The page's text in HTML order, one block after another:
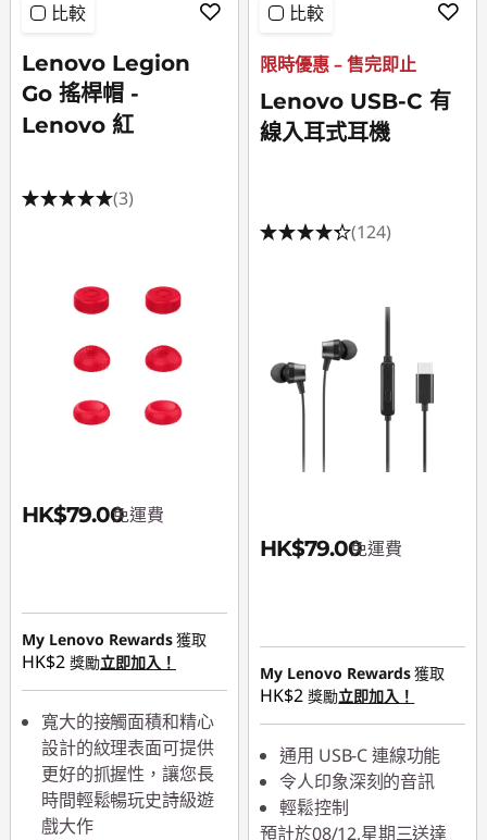
比較
Lenovo Legion
Go 搖桿帽 -
Lenovo 紅
(3)
HK$79.00免運費
My Lenovo Rewards獲取
HK$2 獎勵立即加入！
寬大的接觸面積和精心
設計的紋理表面可提供
更好的抓握性，讓您長
時間輕鬆暢玩史詩級遊
戲大作
比較
限時優惠 – 售完即止
Lenovo USB-C 有
線入耳式耳機
(124)
HK$79.00免運費
My Lenovo Rewards獲取
HK$2 獎勵立即加入！
通用 USB-C 連線功能
令人印象深刻的音訊
輕鬆控制
預計於08/12,星期三送達